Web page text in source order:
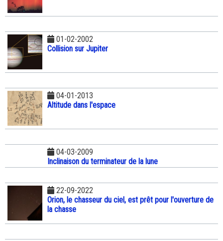
01-02-2002
Collision sur Jupiter
04-01-2013
Altitude dans l'espace
04-03-2009
Inclinaison du terminateur de la lune
22-09-2022
Orion, le chasseur du ciel, est prêt pour l'ouverture de
la chasse